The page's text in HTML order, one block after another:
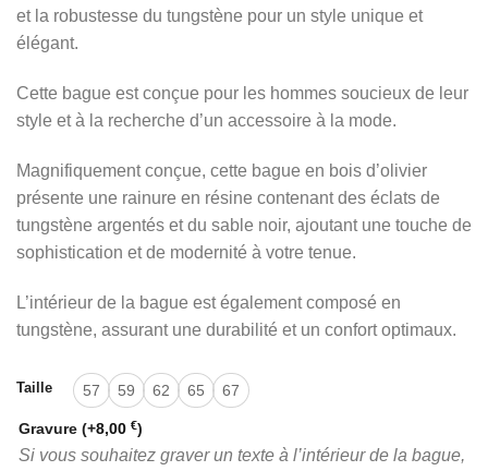
et la robustesse du tungstène pour un style unique et
élégant.
Cette bague est conçue pour les hommes soucieux de leur
style et à la recherche d’un accessoire à la mode.
Magnifiquement conçue, cette bague en bois d’olivier
présente une rainure en résine contenant des éclats de
tungstène argentés et du sable noir, ajoutant une touche de
sophistication et de modernité à votre tenue.
L’intérieur de la bague est également composé en
tungstène, assurant une durabilité et un confort optimaux.
Taille 57 59 62 65 67
Gravure (+8,00 €)
Si vous souhaitez graver un texte à l’intérieur de la bague,